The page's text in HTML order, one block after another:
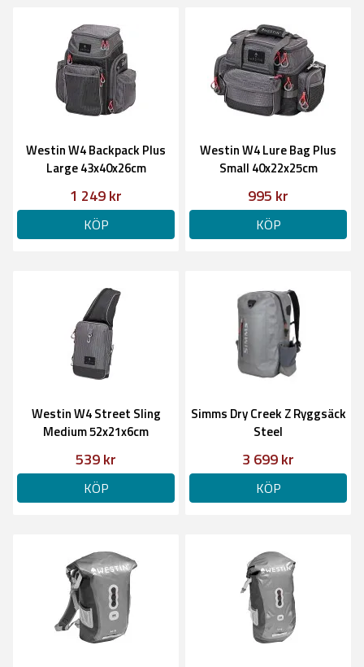
Westin W4 Backpack Plus
Large 43x40x26cm
1 249 kr
KÖP
Westin W4 Lure Bag Plus
Small 40x22x25cm
995 kr
KÖP
Westin W4 Street Sling
Medium 52x21x6cm
539 kr
KÖP
Simms Dry Creek Z Ryggsäck
Steel
3 699 kr
KÖP